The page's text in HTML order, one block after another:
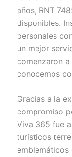
años, RNT
disponibles.
personales
un mejor
comenzaron
conocemos
Gracias a la
compromiso
Viva 365 fue
turísticos
emblemáticos